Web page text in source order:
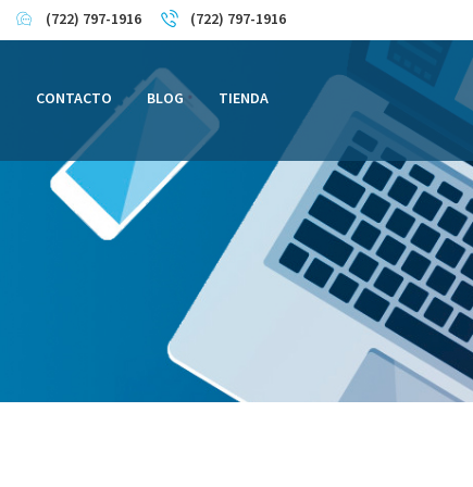
(722) 797-1916 (722) 797-1916
CONTACTO BLOG TIENDA